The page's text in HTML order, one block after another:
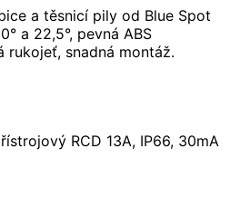
a těsnicí pily od Blue Spot
a 22,5°, pevná ABS
rukojeť, snadná montáž.
RCD 13A, IP66, 30mA